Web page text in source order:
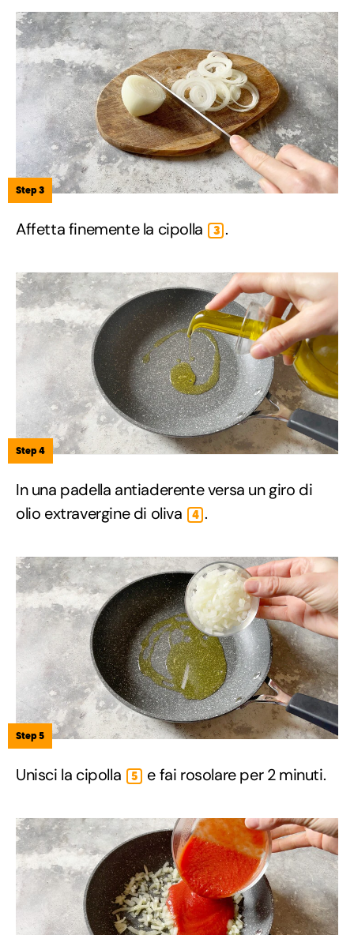
Step 3
Affetta finemente la cipolla 3 .
Step 4
In una padella antiaderente versa un giro di
olio extravergine di oliva
4 .
Step 5
Unisci la cipolla 5 e fai rosolare per 2 minuti.